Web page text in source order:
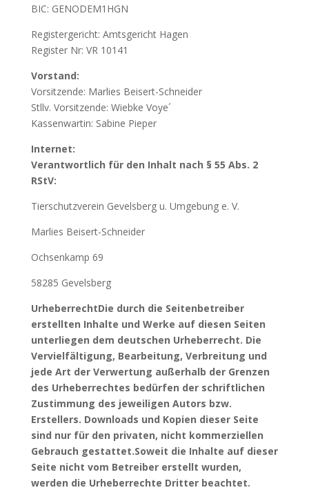
BIC: GENODEM1HGN
Registergericht: Amtsgericht Hagen
Register Nr: VR 10141
Vorstand:
Vorsitzende: Marlies Beisert-Schneider
Stllv. Vorsitzende: Wiebke Voye´
Kassenwartin: Sabine Pieper
Internet:
Verantwortlich für den Inhalt nach § 55 Abs. 2
RStV:
Tierschutzverein Gevelsberg u. Umgebung e. V.
Marlies Beisert-Schneider
Ochsenkamp 69
58285 Gevelsberg
UrheberrechtDie durch die Seitenbetreiber
erstellten Inhalte und Werke auf diesen Seiten
unterliegen dem deutschen Urheberrecht. Die
Vervielfältigung, Bearbeitung, Verbreitung und
jede Art der Verwertung außerhalb der Grenzen
des Urheberrechtes bedürfen der schriftlichen
Zustimmung des jeweiligen Autors bzw.
Erstellers. Downloads und Kopien dieser Seite
sind nur für den privaten, nicht kommerziellen
Gebrauch gestattet.Soweit die Inhalte auf dieser
Seite nicht vom Betreiber erstellt wurden,
werden die Urheberrechte Dritter beachtet.